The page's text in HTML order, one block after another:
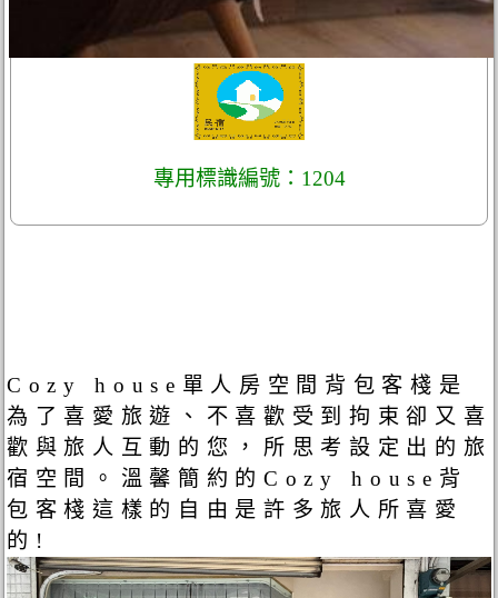
專用標識編號：1204
Cozy house單人房空間背包客棧是
為了喜愛旅遊、不喜歡受到拘束卻又喜
歡與旅人互動的您，所思考設定出的旅
宿空間。溫馨簡約的Cozy house背
包客棧這樣的自由是許多旅人所喜愛
的!